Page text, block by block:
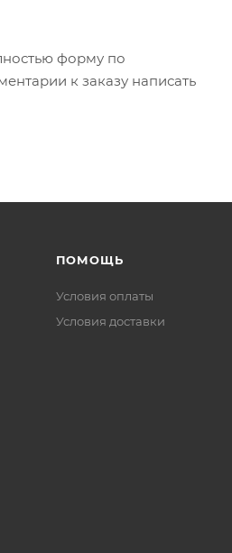
форму по
к заказу написать
ПОМОЩЬ
Условия оплаты
Условия доставки